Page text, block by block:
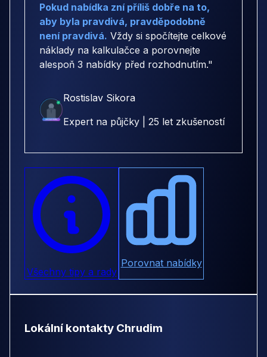
Pokud nabídka zní příliš dobře na to,
aby byla pravdivá, pravděpodobně
není pravdivá. Vždy si spočítejte celkové
náklady na kalkulačce a porovnejte
alespoň 3 nabídky před rozhodnutím."
Rostislav Sikora
Expert na půjčky | 25 let zkušeností
Všechny tipy a rady
Porovnat nabídky
Lokální kontakty Chrudim